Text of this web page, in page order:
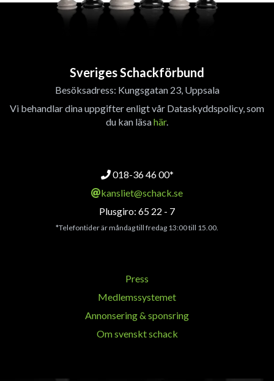
Sveriges Schackförbund
Besöksadress: Kungsgatan 23, Uppsala
Vi behandlar dina uppgifter enligt vår Dataskyddspolicy, som
du kan läsahär.
018-36 46 00*
kansliet@schack.se
Plusgiro: 65 22 - 7
*Telefontider är måndag till fredag 13:00 till 15.00.
Press
Medlemssystemet
Annonsering & sponsring
Om svenskt schack